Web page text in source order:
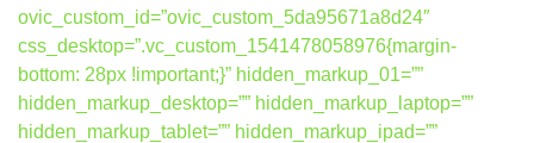
ovic_custom_id=”ovic_custom_5da95671a8d24″
css_desktop=”.vc_custom_1541478058976{margin-
bottom: 28px !important;}” hidden_markup_01=””
hidden_markup_desktop=”” hidden_markup_laptop=””
hidden_markup_tablet=”” hidden_markup_ipad=””